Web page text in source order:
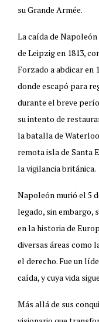
su Grande Armée.
La caída de
de Leipzig en 1813,
Forzado a abdicar en
donde escapó para
durante el breve
su intento de
la batalla de
remota isla de Santa
la vigilancia británica.
Napoleón murió el 5
legado, sin embargo,
en la historia de
diversas áreas como
el derecho. Fue un
caída, y cuya vida
Más allá de sus